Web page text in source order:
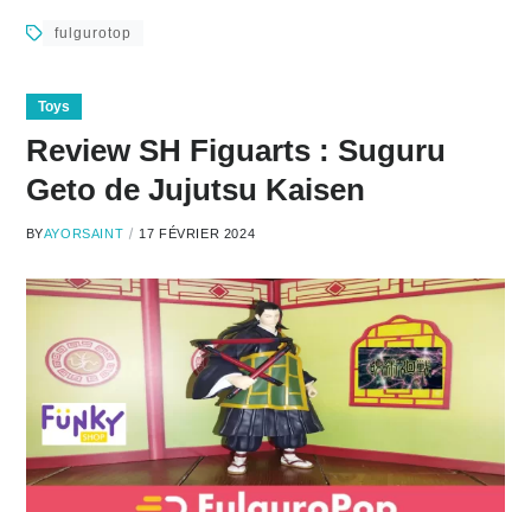
fulgurotop
Toys
Review SH Figuarts : Suguru
Geto de Jujutsu Kaisen
BYAYORSAINT 17 FÉVRIER 2024